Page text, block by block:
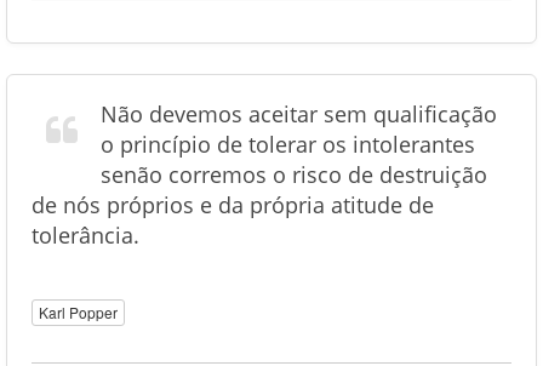
Não devemos aceitar sem qualificação
o princípio de tolerar os intolerantes
senão corremos o risco de destruição
de nós próprios e da própria atitude de
tolerância.
Karl Popper